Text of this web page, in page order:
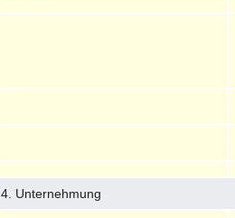
4. Unternehmung